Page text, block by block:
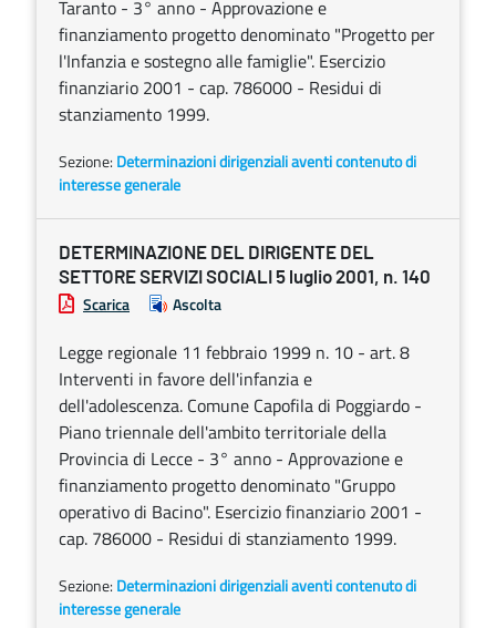
Taranto - 3° anno - Approvazione e
finanziamento progetto denominato "Progetto per
l'Infanzia e sostegno alle famiglie". Esercizio
finanziario 2001 - cap. 786000 - Residui di
stanziamento 1999.
Sezione: Determinazioni dirigenziali aventi contenuto di
interesse generale
DETERMINAZIONE DEL DIRIGENTE DEL
SETTORE SERVIZI SOCIALI 5 luglio 2001, n. 140
Scarica Ascolta
Legge regionale 11 febbraio 1999 n. 10 - art. 8
Interventi in favore dell'infanzia e
dell'adolescenza. Comune Capofila di Poggiardo -
Piano triennale dell'ambito territoriale della
Provincia di Lecce - 3° anno - Approvazione e
finanziamento progetto denominato "Gruppo
operativo di Bacino". Esercizio finanziario 2001 -
cap. 786000 - Residui di stanziamento 1999.
Sezione: Determinazioni dirigenziali aventi contenuto di
interesse generale